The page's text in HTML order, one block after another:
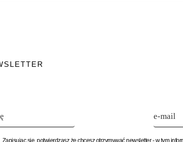
Zapisując się, potwierdzasz że chcesz otrzymywać newsletter - w tym